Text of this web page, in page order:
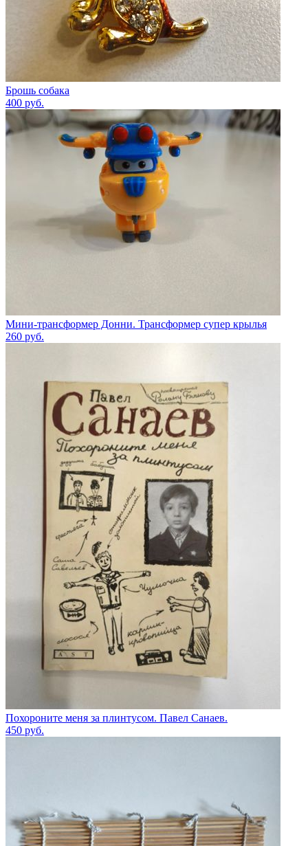
Брошь собака
400 руб.
Мини-трансформер Донни. Трансформер супер крылья
260 руб.
Похороните меня за плинтусом. Павел Санаев.
450 руб.